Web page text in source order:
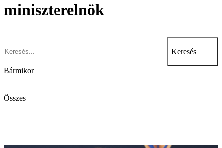
miniszterelnök
Keresés
Bármikor
Összes